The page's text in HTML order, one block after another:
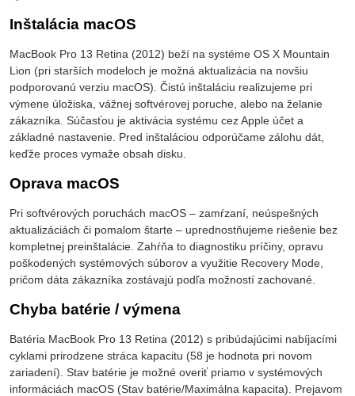
Inštalácia macOS
MacBook Pro 13 Retina (2012) beží na systéme OS X Mountain
Lion (pri starších modeloch je možná aktualizácia na novšiu
podporovanú verziu macOS). Čistú inštaláciu realizujeme pri
výmene úložiska, vážnej softvérovej poruche, alebo na želanie
zákazníka. Súčasťou je aktivácia systému cez Apple účet a
základné nastavenie. Pred inštaláciou odporúčame zálohu dát,
keďže proces vymaže obsah disku.
Oprava macOS
Pri softvérových poruchách macOS – zamŕzaní, neúspešných
aktualizáciách či pomalom štarte – uprednostňujeme riešenie bez
kompletnej preinštalácie. Zahŕňa to diagnostiku príčiny, opravu
poškodených systémových súborov a využitie Recovery Mode,
pričom dáta zákazníka zostávajú podľa možností zachované.
Chyba batérie / výmena
Batéria MacBook Pro 13 Retina (2012) s pribúdajúcimi nabíjacími
cyklami prirodzene stráca kapacitu (58 je hodnota pri novom
zariadení). Stav batérie je možné overiť priamo v systémových
informáciách macOS (Stav batérie/Maximálna kapacita). Prejavom